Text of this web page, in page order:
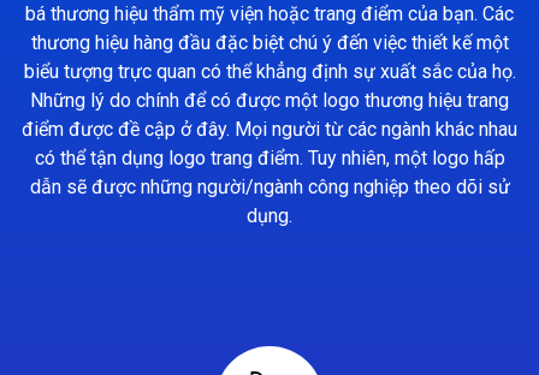
bá thương hiệu thẩm mỹ viện hoặc trang điểm của bạn. Các
thương hiệu hàng đầu đặc biệt chú ý đến việc thiết kế một
biểu tượng trực quan có thể khẳng định sự xuất sắc của họ.
Những lý do chính để có được một logo thương hiệu trang
điểm được đề cập ở đây. Mọi người từ các ngành khác nhau
có thể tận dụng logo trang điểm. Tuy nhiên, một logo hấp
dẫn sẽ được những người/ngành công nghiệp theo dõi sử
dụng.